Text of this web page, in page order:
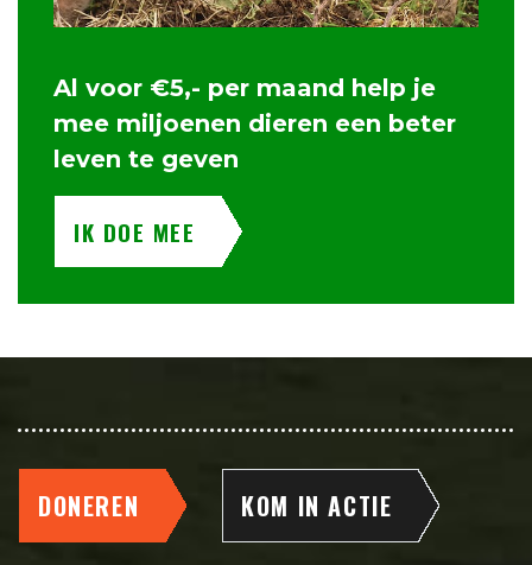
Al voor €5,- per maand help je
mee miljoenen dieren een beter
leven te geven
IK DOE MEE
DONEREN KOM IN ACTIE